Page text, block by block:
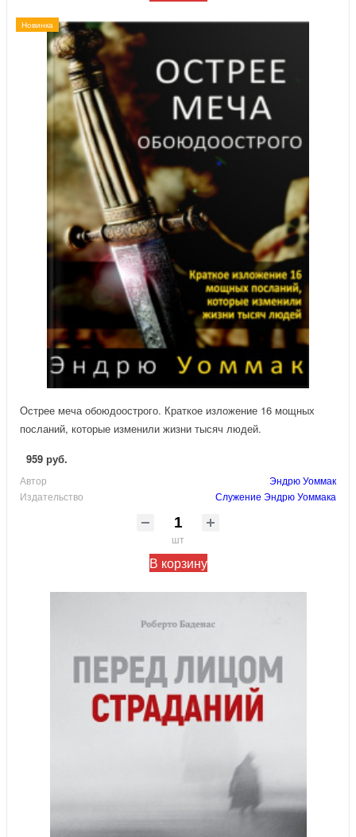
Новинка
Острее меча обоюдоострого. Краткое изложение 16 мощных
посланий, которые изменили жизни тысяч людей.
959 руб.
Автор
Эндрю Уоммак
Издательство
Служение Эндрю Уоммака
шт
В корзину